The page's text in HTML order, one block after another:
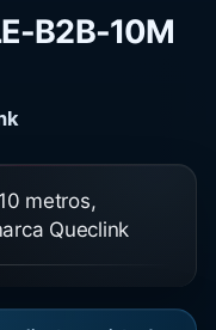
B2B-10M
metros,
Queclink